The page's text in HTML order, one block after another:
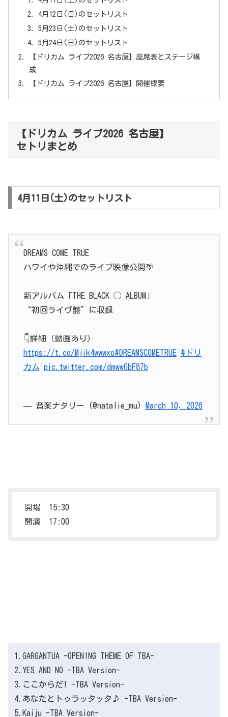
4月12日(日)のセットリスト
5月23日(土)のセットリスト
5月24日(日)のセットリスト
【ドリカム ライブ2026 名古屋】座席表とステージ構
成
【ドリカム ライブ2026 名古屋】開催概要
【ドリカム ライブ2026 名古屋】
セトリまとめ
4月11日(土)のセットリスト
DREAMS COME TRUE
ハワイや沖縄でのライブ映像公開🌴
新アルバム「THE BLACK ◯ ALBUM」
“初回ライヴ盤”に収録
👇️詳細（動画あり）
https://t.co/Mjik4wwwxo#DREAMSCOMETRUE #ドリ
カム pic.twitter.com/dmwwGbF87b
— 音楽ナタリー (@natalie_mu) March 10, 2026
開場 15:30
開演 17:00
1.GARGANTUA -OPENING THEME OF TBA-
2.YES AND NO -TBA Version-
3.ここからだ! -TBA Version-
4.あなたとトゥラッタッタ♪ -TBA Version-
5.Kaiju -TBA Version-